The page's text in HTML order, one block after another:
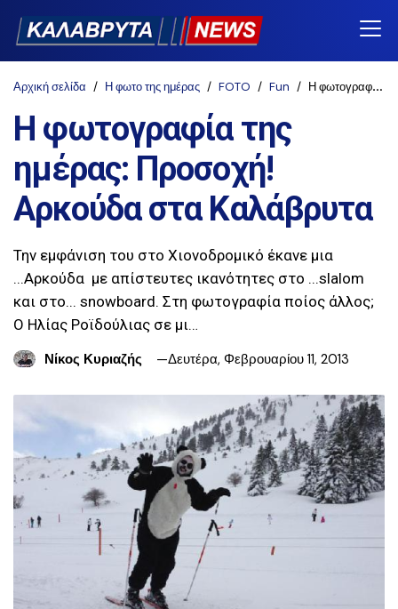
Αρχική σελίδα Η φωτο της ημέρας FOTO Fun Η φωτογραφία της ημέρας: Προσοχή! Αρκούδα στα Καλάβρυτα
Η φωτογραφία της
ημέρας: Προσοχή!
Αρκούδα στα Καλάβρυτα
Την εμφάνιση του στο Χιονοδρομικό έκανε μια
...Αρκούδα με απίστευτες ικανότητες στο ...slalom
και στο... snowboard. Στη φωτογραφία ποίος άλλος;
Ο Ηλίας Ροϊδούλιας σε μι…
Νίκος Κυριαζής
Δευτέρα, Φεβρουαρίου 11, 2013